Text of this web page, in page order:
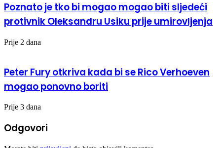
Poznato je tko bi mogao mogao biti sljedeći
protivnik Oleksandru Usiku prije umirovljenja
Prije 2 dana
Peter Fury otkriva kada bi se Rico Verhoeven
mogao ponovno boriti
Prije 3 dana
Odgovori